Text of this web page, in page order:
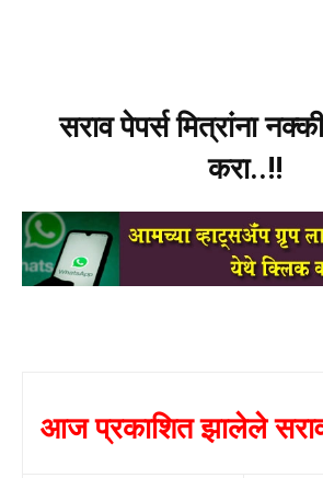
सराव पेपर्स मित्रांना
करा..!!
आज प्रकाशित झालेले